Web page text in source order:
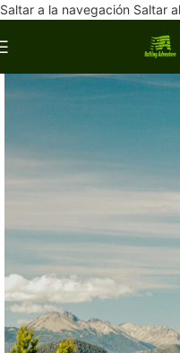
Saltar a la navegación Saltar